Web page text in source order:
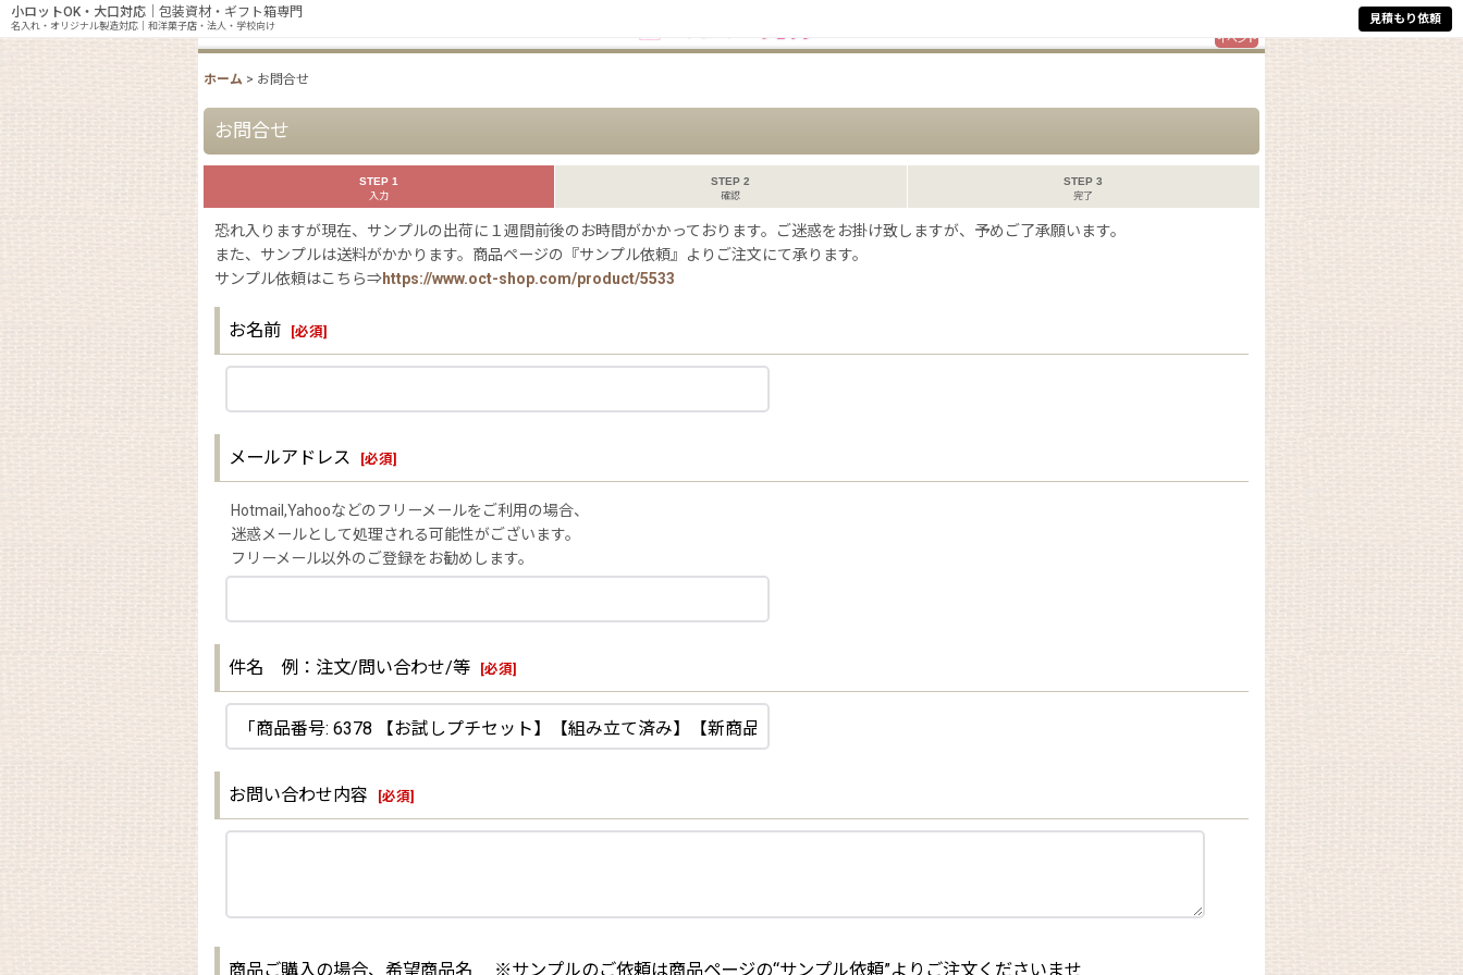
小ロットOK・大口対応 ｜包装資材・ギフト箱専門
名入れ・オリジナル製造対応｜和洋菓子店・法人・学校向け 見積もり依頼
イベント
ホーム > お問合せ
お問合せ
STEP 1
入力
STEP 2
確認
STEP 3
完了
恐れ入りますが現在、サンプルの出荷に１週間前後のお時間がかかっております。ご迷惑をお掛け致しますが、予めご了承願います。
また、サンプルは送料がかかります。商品ページの『サンプル依頼』よりご注文にて承ります。
サンプル依頼はこちら⇒https://www.oct-shop.com/product/5533
お名前 [必須]
メールアドレス [必須]
Hotmail,Yahooなどのフリーメールをご利用の場合、
迷惑メールとして処理される可能性がございます。
フリーメール以外のご登録をお勧めします。
件名 例：注文/問い合わせ/等 [必須]
お問い合わせ内容 [必須]
商品ご購入の場合、希望商品名 ※サンプルのご依頼は商品ページの“サンプル依頼”よりご注文くださいませ